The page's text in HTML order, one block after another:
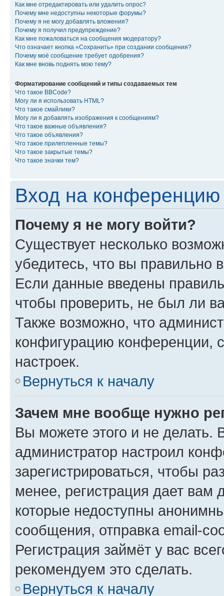
Как мне отредактировать или удалить опрос?
Почему мне недоступны некоторые форумы?
Почему я не могу добавлять вложения?
Почему я получил предупреждение?
Как мне пожаловаться на сообщения модератору?
Что означает кнопка «Сохранить» при создании сообщения?
Почему моё сообщение требует одобрения?
Как мне вновь поднять мою тему?
Форматирование сообщений и типы создаваемых тем
Что такое BBCode?
Могу ли я использовать HTML?
Что такое смайлики?
Могу ли я добавлять изображения к сообщениям?
Что такое важные объявления?
Что такое объявления?
Что такое прилепленные темы?
Что такое закрытые темы?
Что такое значки тем?
Вход на конференцию
Почему я не могу войти?
Существует несколько
убедитесь, что вы правильно
Если данные введены
чтобы проверить, не был ли
Также возможно, что
конфигурацию конференции,
настроек.
Вернуться к началу
Зачем мне вообще нужно
Вы можете этого и не делать.
администратор настроил
зарегистрироваться, чтобы
менее, регистрация дает вам
которые недоступны
сообщения, отправка email-
Регистрация займёт у вас
рекомендуем это сделать.
Вернуться к началу